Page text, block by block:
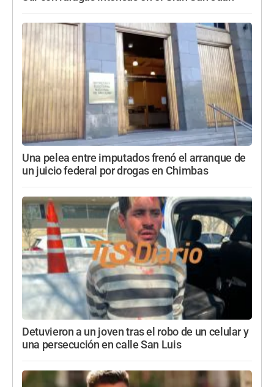
Una pelea entre imputados frenó el arranque de
un juicio federal por drogas en Chimbas
Detuvieron a un joven tras el robo de un celular y
una persecución en calle San Luis